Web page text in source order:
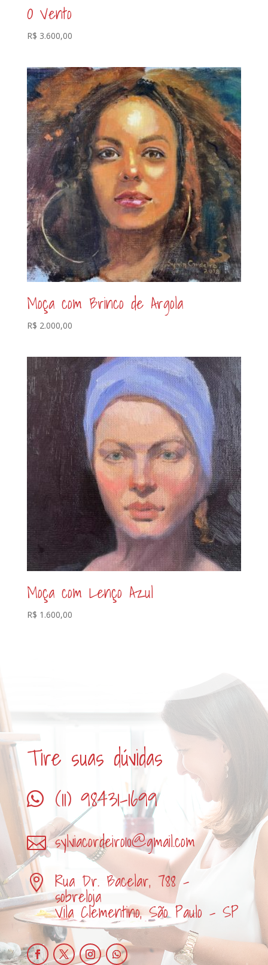
O Vento
R$ 3.600,00
Moça com Brinco de Argola
R$ 2.000,00
Moça com Lenço Azul
R$ 1.600,00
Tire suas dúvidas
 (11) 98431-1699
 sylviacordeiro10@gmail.com
 Rua Dr. Bacelar, 788 -
sobreloja
Vila Clementino, São Paulo - SP